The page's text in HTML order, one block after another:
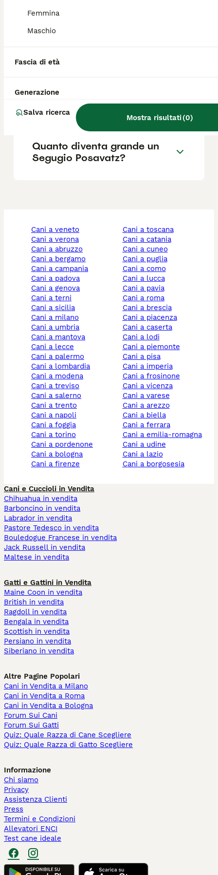
Femmina
Maschio
Fascia di età
Generazione
Salva ricerca
Mostra risultati(0)
Quali sono le caratteristiche
Posavatz?
Qual è il carattere del
segugio Posavatz?
Quanto diventa grande un
Segugio Posavatz?
cani a veneto
cani a verona
cani a abruzzo
cani a bergamo
cani a campania
cani a padova
cani a genova
cani a terni
cani a sicilia
cani a milano
cani a umbria
cani a mantova
cani a lecce
cani a palermo
cani a lombardia
cani a modena
cani a treviso
cani a salerno
cani a trento
cani a napoli
cani a foggia
cani a torino
cani a pordenone
cani a bologna
cani a firenze
cani a toscana
cani a catania
cani a cuneo
cani a puglia
cani a como
cani a lucca
cani a pavia
cani a roma
cani a brescia
cani a piacenza
cani a caserta
cani a lodi
cani a piemonte
cani a pisa
cani a imperia
cani a frosinone
cani a vicenza
cani a varese
cani a arezzo
cani a biella
cani a ferrara
cani a emilia-romagna
cani a udine
cani a lazio
cani a borgosesia
Cani e Cuccioli in Vendita
Chihuahua in vendita
Barboncino in vendita
Labrador in vendita
Pastore Tedesco in vendita
Bouledogue Francese in vendita
Jack Russell in vendita
Maltese in vendita
Gatti e Gattini in Vendita
Maine Coon in vendita
British in vendita
Ragdoll in vendita
Bengala in vendita
Scottish in vendita
Persiano in vendita
Siberiano in vendita
Altre Pagine Popolari
Cani in Vendita a Milano
Cani in Vendita a Roma
Cani in Vendita a Bologna
Forum Sui Cani
Forum Sui Gatti
Quiz: Quale Razza di Cane Scegliere
Quiz: Quale Razza di Gatto Scegliere
Informazione
Chi siamo
Privacy
Assistenza Clienti
Press
Termini e Condizioni
Allevatori ENCI
Test cane ideale